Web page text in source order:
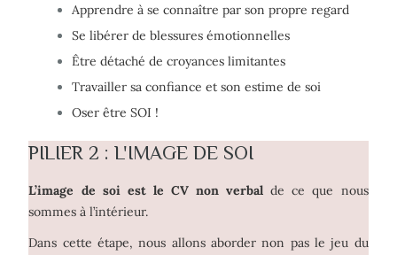
Apprendre à se connaître par son propre regard
Se libérer de blessures émotionnelles
Être détaché de croyances limitantes
Travailler sa confiance et son estime de soi
Oser être SOI !
PILIER 2 : L'IMAGE DE SOI
L’image de soi est le CV non verbal de ce que nous
sommes à l’intérieur.
Dans cette étape, nous allons aborder non pas le jeu du